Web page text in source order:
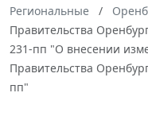
Региональные
Правительства
231-пп "О внесении
Правительства
пп"